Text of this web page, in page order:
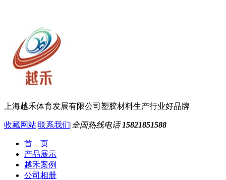
上海越禾体育发展有限公司 塑胶材料生产行业好品牌
收藏网站|联系我们|全国热线电话15821851588
首 页
产品展示
越禾案例
公司相册